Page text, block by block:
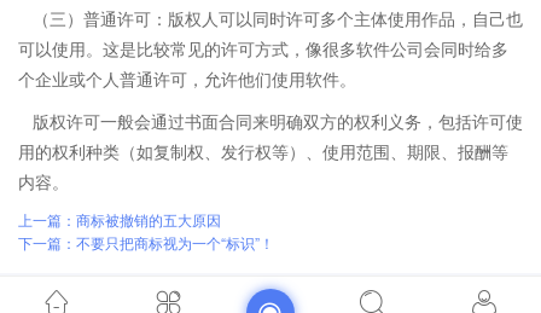
（三）普通许可：版权人可以同时许可多个主体使用作品，自己也
可以使用。这是比较常见的许可方式，像很多软件公司会同时给多
个企业或个人普通许可，允许他们使用软件。
版权许可一般会通过书面合同来明确双方的权利义务，包括许可使
用的权利种类（如复制权、发行权等）、使用范围、期限、报酬等
内容。
上一篇：商标被撤销的五大原因
下一篇：不要只把商标视为一个“标识”！